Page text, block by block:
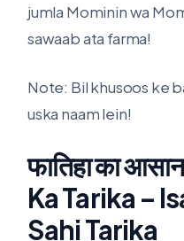
jumla Mominin wa
sawaab ata farma!
Note: Bil khusoos ke
uska naam lein!
फातिहा का
Ka Tarika –
Sahi Tarika